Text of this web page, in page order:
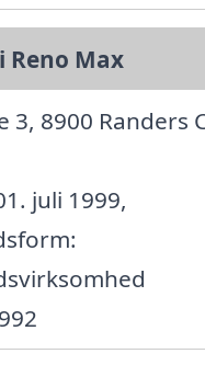
Reno Max
3, 8900 Randers
juli 1999,